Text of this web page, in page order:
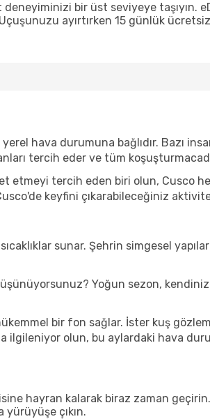
bir üst seviyeye taşıyın.
ayırtırken 15 günlük
hava durumuna bağlıdır. Bazı
tercih eder ve tüm
etmeyi tercih eden biri olun, Cusco
keyfini çıkarabileceğiniz
sunar. Şehrin simgesel
Yoğun sezon,
bir fon sağlar. İster kuş
ilgileniyor olun, bu aylardaki hava
hayran kalarak biraz zaman
çıkın.